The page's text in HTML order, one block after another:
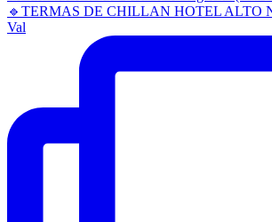
🔹TERMAS DE CHILLAN HOTEL ALTO
Val